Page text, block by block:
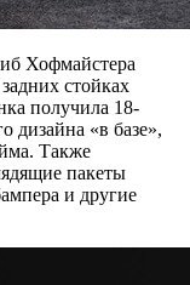
Хофмайстера
стойках
получила 18-
дизайна «в базе»,
Также
пакеты
и другие